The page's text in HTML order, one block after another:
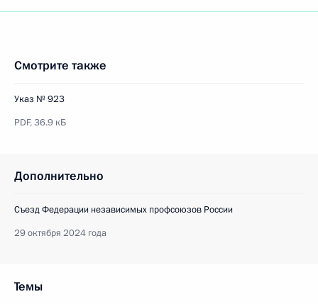
Смотрите также
Указ № 923
PDF,36.9 кБ
Дополнительно
Съезд Федерации независимых профсоюзов России
29 октября 2024 года
Темы